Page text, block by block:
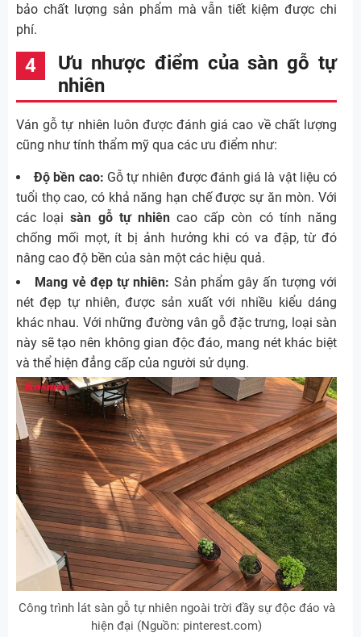
bảo chất lượng sản phẩm mà vẫn tiết kiệm được chi
phí.
Ưu nhược điểm của sàn gỗ tự
nhiên
Ván gỗ tự nhiên luôn được đánh giá cao về chất lượng
cũng như tính thẩm mỹ qua các ưu điểm như:
Độ bền cao: Gỗ tự nhiên được đánh giá là vật liệu có
tuổi thọ cao, có khả năng hạn chế được sự ăn mòn. Với
các loạisàn gỗ tự nhiêncao cấp còn có tính năng
chống mối mọt, ít bị ảnh hưởng khi có va đập, từ đó
nâng cao độ bền của sàn một các hiệu quả.
Mang vẻ đẹp tự nhiên: Sản phẩm gây ấn tượng với
nét đẹp tự nhiên, được sản xuất với nhiều kiểu dáng
khác nhau. Với những đường vân gỗ đặc trưng, loại sàn
này sẽ tạo nên không gian độc đáo, mang nét khác biệt
và thể hiện đẳng cấp của người sử dụng.
Công trình lát sàn gỗ tự nhiên ngoài trời đầy sự độc đáo và
hiện đại (Nguồn: pinterest.com)